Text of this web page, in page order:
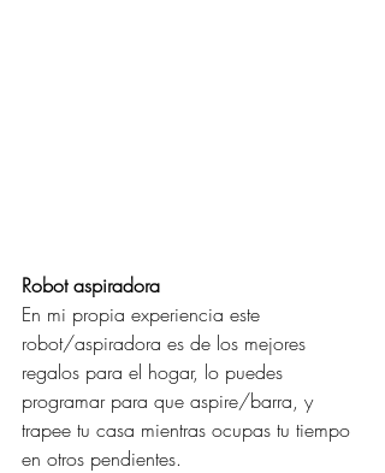
Robot aspiradora
En mi propia experiencia este
robot/aspiradora es de los mejores
regalos para el hogar, lo puedes
programar para que aspire/barra, y
trapee tu casa mientras ocupas tu tiempo
en otros pendientes.